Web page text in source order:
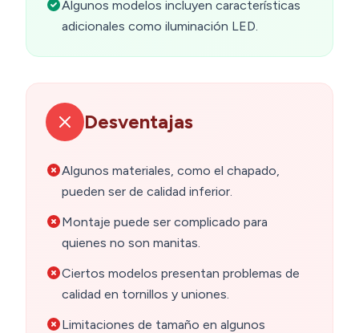
Algunos modelos incluyen características
adicionales como iluminación LED.
Desventajas
Algunos materiales, como el chapado,
pueden ser de calidad inferior.
Montaje puede ser complicado para
quienes no son manitas.
Ciertos modelos presentan problemas de
calidad en tornillos y uniones.
Limitaciones de tamaño en algunos